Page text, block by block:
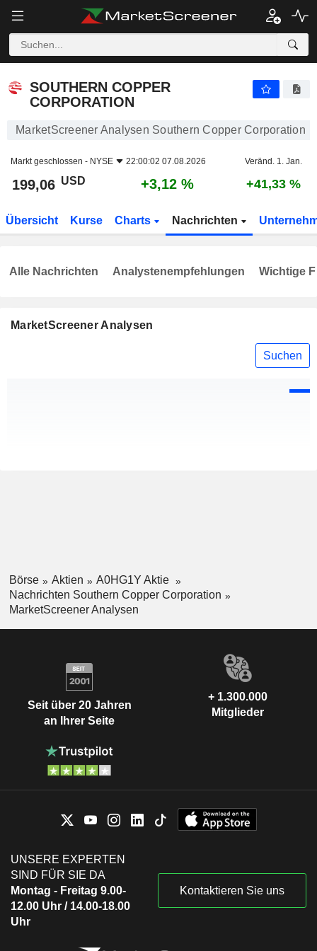
SOUTHERN COPPER
CORPORATION
MarketScreener Analysen Southern Copper Corporation
Markt geschlossen - NYSE 22:00:02 07.08.2026 Veränd. 1. Jan.
199,06 USD +3,12 % +41,33 %
Übersicht Kurse Charts Nachrichten
MarketScreener Analysen
Suchen
Alle Nachrichten Analystenempfehlungen Wichtige
Börse Aktien
A0HG1Y Aktie
Nachrichten Southern Copper Corporation
MarketScreener Analysen
Seit über 20 Jahren
an Ihrer Seite
+ 1.300.000
Mitglieder
UNSERE EXPERTEN
SIND FÜR SIE DA
Montag - Freitag 9.00-
12.00 Uhr / 14.00-18.00
Uhr
Kontaktieren Sie uns